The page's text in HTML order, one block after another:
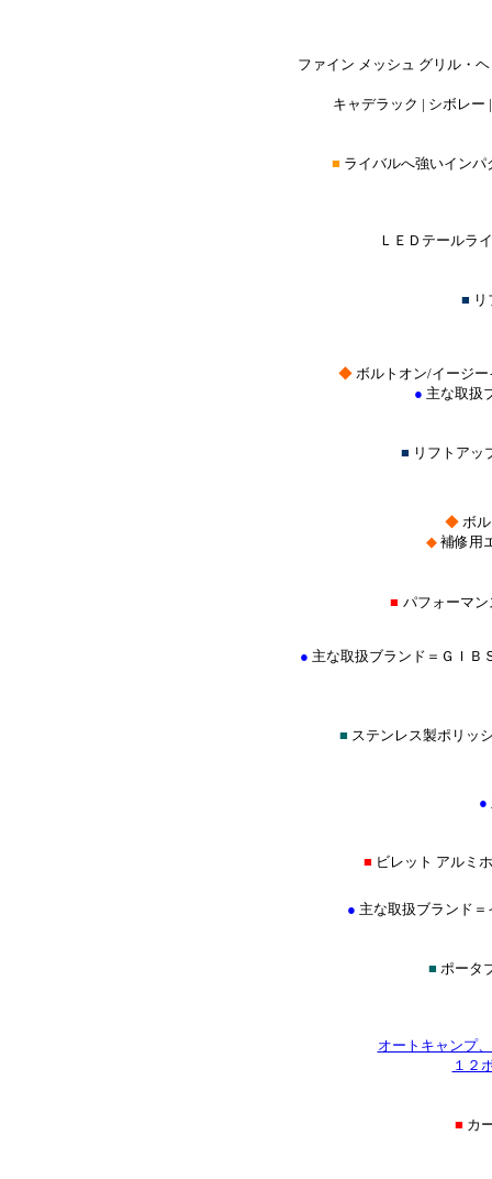
ファイン メッシュ グリル・
キャデラック | シボレー
■ ライバルへ強いイン
ＬＥＤテールラ
■
◆ ボルトオン/イージ
● 主な取扱
■ リフトア
◆ ボ
◆補修用
■ パフォーマ
● 主な取扱ブランド＝ＧＩＢ
■ ステンレス製ポリッ
●
■ ビレット アルミ
● 主な取扱ブランド＝
■ ポータ
オートキャンプ
１２
■ カ